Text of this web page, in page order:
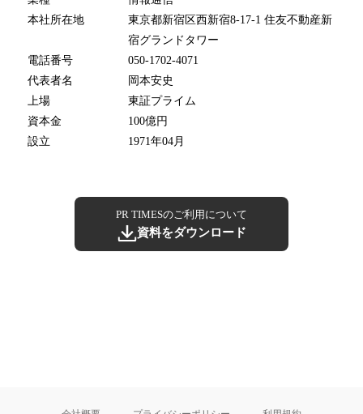
本社所在地
東京都新宿区西新宿8-17-1 住友不動産新
宿グランドタワー
電話番号
050-1702-4071
代表者名
岡本安史
上場
東証プライム
資本金
100億円
設立
1971年04月
PR TIMESのご利用について
資料をダウンロード